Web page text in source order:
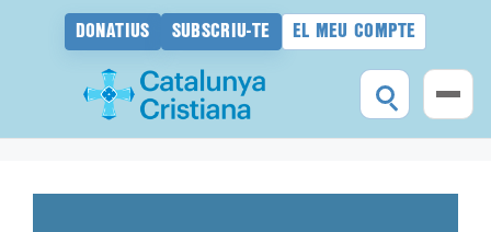
DONATIUS SUBSCRIU-TE EL MEU COMPTE